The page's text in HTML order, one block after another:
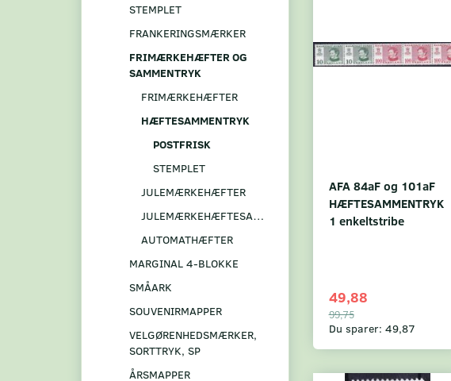
STEMPLET
FRANKERINGSMÆRKER
FRIMÆRKEHÆFTER OG
SAMMENTRYK
FRIMÆRKEHÆFTER
HÆFTESAMMENTRYK
POSTFRISK
STEMPLET
JULEMÆRKEHÆFTER
JULEMÆRKEHÆFTESAMMENTRYK
AUTOMATHÆFTER
MARGINAL 4-BLOKKE
SMÅARK
SOUVENIRMAPPER
VELGØRENHEDSMÆRKER,
SORTTRYK, SP
ÅRSMAPPER
AFA 84aF og 101aF
HÆFTESAMMENTRYK
1 enkeltstribe
49,88
99,75
Du sparer: 49,87